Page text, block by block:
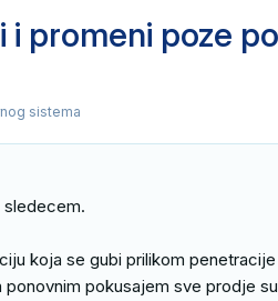
i promeni poze
sistema
koja se gubi prilikom
pokusajem sve prodje